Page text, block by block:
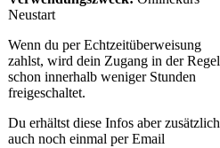
Neustart
Wenn du per Echtzeitüberweisung
zahlst, wird dein Zugang in der Regel
schon innerhalb weniger Stunden
freigeschaltet.
Du erhältst diese Infos aber zusätzlich
auch noch einmal per Email